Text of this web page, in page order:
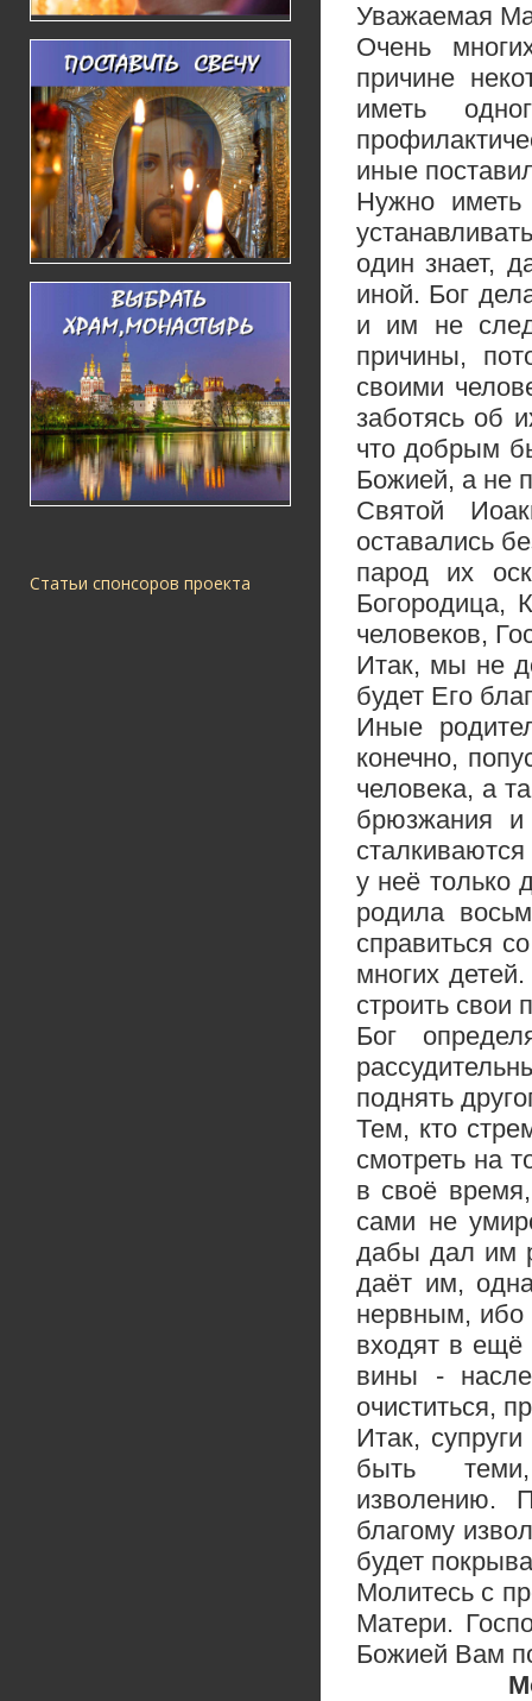
Статьи спонсоров проекта
Уважаемая
Очень
причине
иметь
иные
Нужно
один знает,
иной. Бог
и им не
причины,
своими
заботясь об
что добрым
Божией, а не
Cвятой
оставались
парод их
Богородица,
человеков,
Итак, мы не
будет Его
Иные
конечно,
человека, а
брюзжания
у неё только
родила
справиться
многих
строить свои
Бог
поднять
Тем, кто
смотреть на
в своё
сами не
дабы дал им
даёт им,
нервным, ибо
входят в ещё
вины -
очиститься,
Итак,
быть
изволению.
благому
будет
Молитесь с
Матери.
Божией Вам